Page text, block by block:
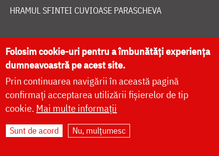
HRAMUL SFINTEI CUVIOASE PARASCHEVA
AUTORI
PĂRINȚI DUHOVNICEȘTI
MAICI CU VIAȚĂ DUHOVNICEASCĂ
TEMATICĂ
SINAXAR ALFABETIC
MĂNĂSTIRI ȘI BISERICI
Folosim cookie-uri pentru a îmbunătăți experiența
dumneavoastră pe acest site.
Prin continuarea navigării în această pagină
confirmați acceptarea utilizării fișierelor de tip
cookie. Mai multe informații
Sunt de acord Nu, mulțumesc